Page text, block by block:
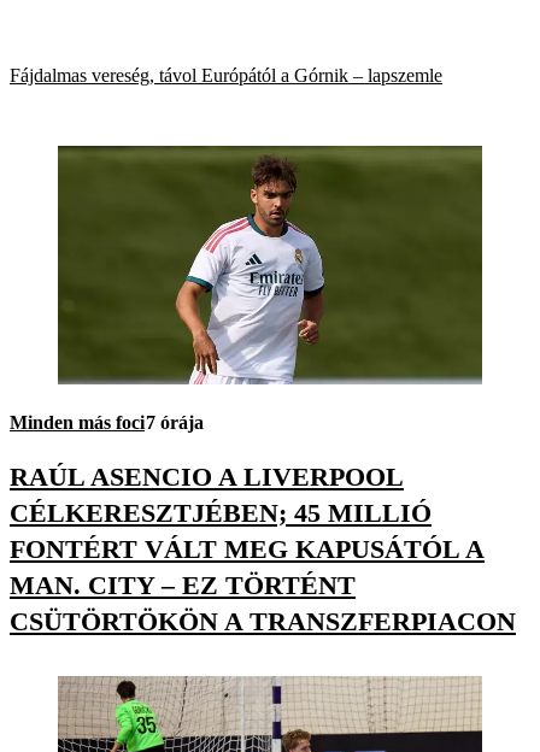
Fájdalmas vereség, távol Európától a Górnik – lapszemle
Minden más foci7 órája
RAÚL ASENCIO A LIVERPOOL
CÉLKERESZTJÉBEN; 45 MILLIÓ
FONTÉRT VÁLT MEG KAPUSÁTÓL A
MAN. CITY – EZ TÖRTÉNT
CSÜTÖRTÖKÖN A TRANSZFERPIACON